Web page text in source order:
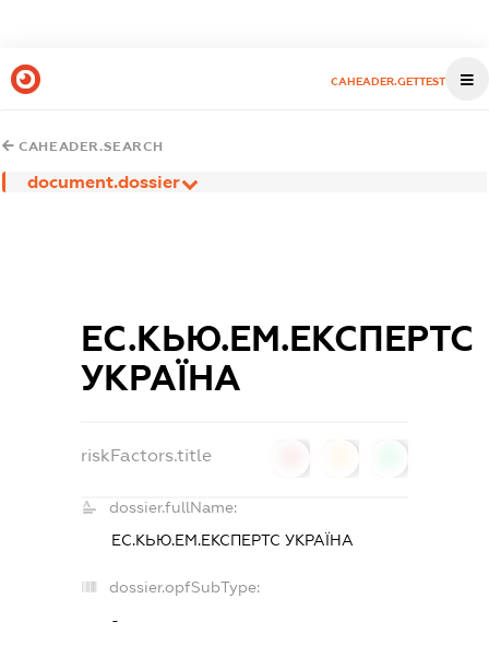
CAHEADER.GETTEST
CAHEADER.SEARCH
document.dossier
ЕС.КЬЮ.ЕМ.ЕКСПЕРТС
УКРАЇНА
riskFactors.title
dossier.fullName:
ЕС.КЬЮ.ЕМ.ЕКСПЕРТС УКРАЇНА
dossier.opfSubType:
-